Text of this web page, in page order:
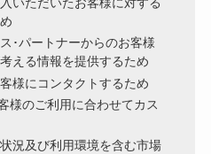
･パートナーからのお客様
える情報を提供するため
様にコンタクトするため
様のご利用に合わせてカス
況及び利用環境を含む市場